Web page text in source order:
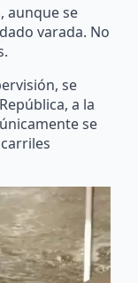
aunque se
varada. No
se
a la
se